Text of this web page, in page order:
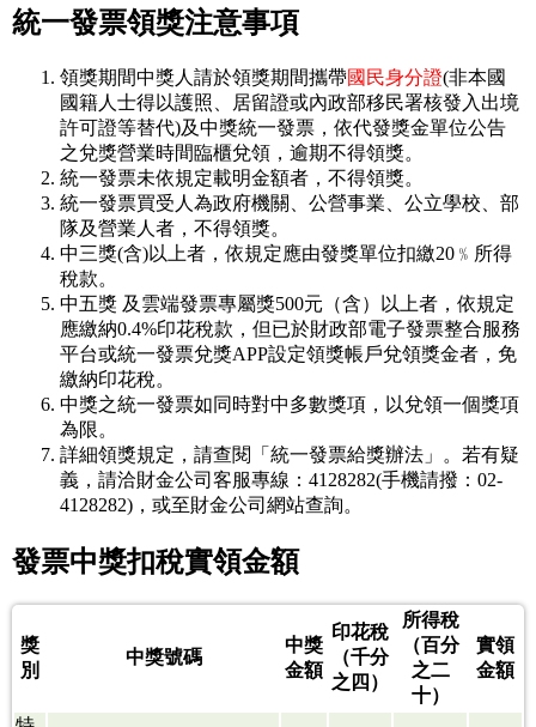
統一發票領獎注意事項
領獎期間中獎人請於領獎期間攜帶國民身分證(非本國
國籍人士得以護照、居留證或內政部移民署核發入出境
許可證等替代)及中獎統一發票，依代發獎金單位公告
之兌獎營業時間臨櫃兌領，逾期不得領獎。
統一發票未依規定載明金額者，不得領獎。
統一發票買受人為政府機關、公營事業、公立學校、部
隊及營業人者，不得領獎。
中三獎(含)以上者，依規定應由發獎單位扣繳20﹪所得
稅款。
中五獎 及雲端發票專屬獎500元（含）以上者，依規定
應繳納0.4%印花稅款，但已於財政部電子發票整合服務
平台或統一發票兌獎APP設定領獎帳戶兌領獎金者，免
繳納印花稅。
中獎之統一發票如同時對中多數獎項，以兌領一個獎項
為限。
詳細領獎規定，請查閱「統一發票給獎辦法」。若有疑
義，請洽財金公司客服專線：4128282(手機請撥：02-
4128282)，或至財金公司網站查詢。
發票中獎扣稅實領金額
獎
別
中獎號碼
中獎
金額
印花稅
（千分
之四）
所得稅
（百分
之二
十）
實領
金額